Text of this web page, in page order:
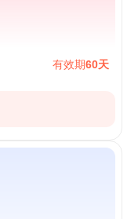
有效期60天